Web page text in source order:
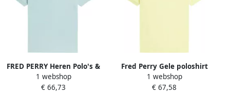
FRED PERRY Heren Polo's &
T-shirts Plain Shirt
Lichtblauw
1 webshop
€ 66,73
Fred Perry Gele poloshirt
met korte mouw Yellow
Heren
1 webshop
€ 67,58